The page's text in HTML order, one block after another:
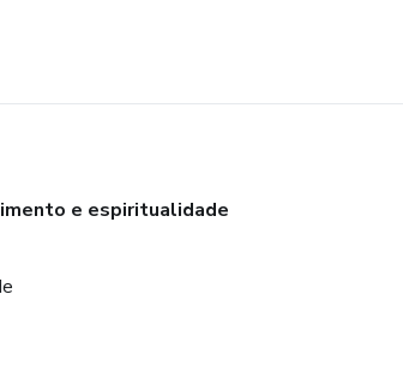
e espiritualidade